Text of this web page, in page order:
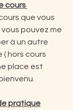
cours
que vous
pouvez me
à un autre
( hors cours
place est
pratique